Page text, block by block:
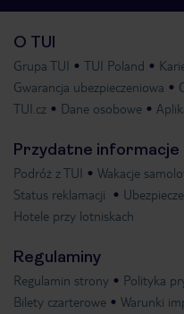
O TUI
Grupa TUI TUI Poland
Gwarancja ubezpieczeniowa
TUI.cz
Dane osobowe
Przydatne informacje
Podróż z TUI Wakacje
Status reklamacji
Hotele przy lotniskach
Regulaminy
Regulamin strony Polityka
Bilety czarterowe
Warunki